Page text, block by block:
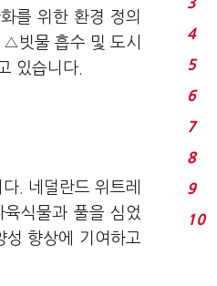
를 위한 환경 정의
빗물 흡수 및 도시
있습니다.
. 네덜란드 위트레
식물과 풀을 심었
성 향상에 기여하고
4
5
6
7
8
9
10